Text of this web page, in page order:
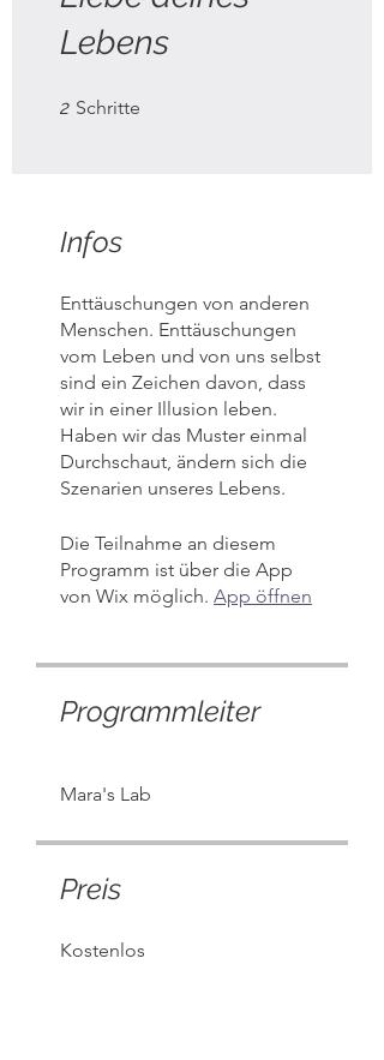
Lebens
2 Schritte
Infos
Enttäuschungen von anderen
Menschen. Enttäuschungen
vom Leben und von uns selbst
sind ein Zeichen davon, dass
wir in einer Illusion leben.
Haben wir das Muster einmal
Durchschaut, ändern sich die
Szenarien unseres Lebens.
Die Teilnahme an diesem
Programm ist über die App
von Wix möglich. App öffnen
Programmleiter
Mara's Lab
Preis
Kostenlos